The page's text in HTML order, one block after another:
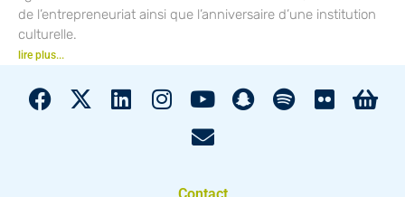
de l’entrepreneuriat ainsi que l’anniversaire d’une institution
culturelle.
lire plus...
Contact